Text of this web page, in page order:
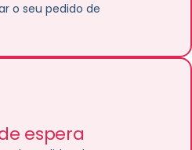
o seu pedido de
espera